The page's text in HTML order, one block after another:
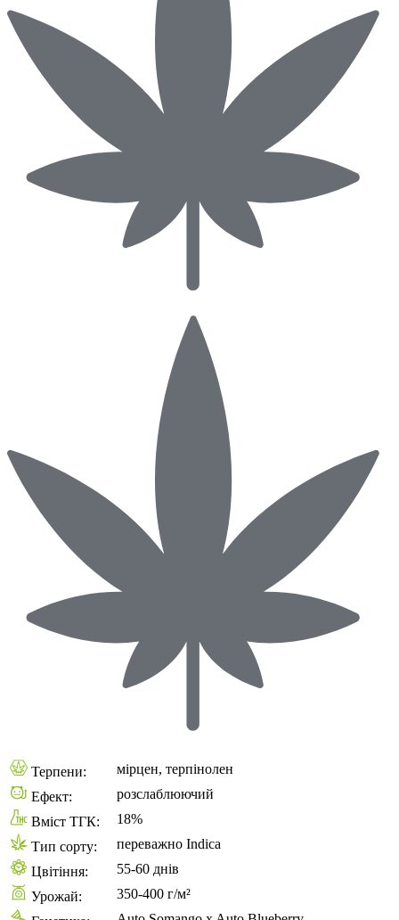
Терпени:
мірцен, терпінолен
Ефект:
розслаблюючий
Вміст ТГК:
18%
Тип сорту:
переважно Indica
Цвітіння:
55-60 днів
Урожай:
350-400 г/м²